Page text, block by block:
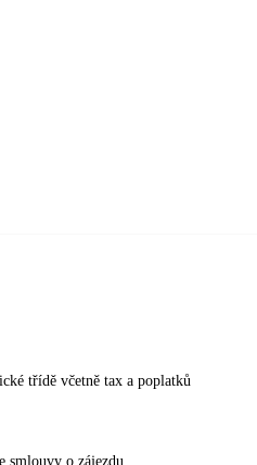
třídě včetně tax a poplatků
smlouvy o zájezdu